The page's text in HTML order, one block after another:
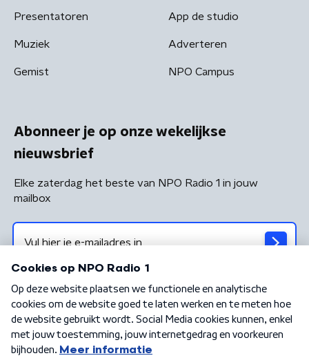
Presentatoren
Muziek
Gemist
App de studio
Adverteren
NPO Campus
Abonneer je op onze wekelijkse
nieuwsbrief
Elke zaterdag het beste van NPO Radio 1 in jouw
mailbox
Algemene voorwaarden